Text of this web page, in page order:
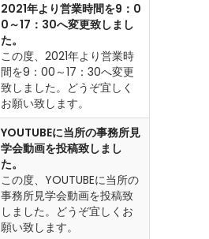
2021年より営業時間を9：0
0～17：30へ変更致しまし
た。
この度、2021年より営業時
間を9：00～17：30へ変更
致しました。どうぞ宜しく
お願い致します。
YOUTUBEに当所の事務所見
学会動画を投稿致しまし
た。
この度、YOUTUBEに当所の
事務所見学会動画を投稿致
しました。どうぞ宜しくお
願い致します。